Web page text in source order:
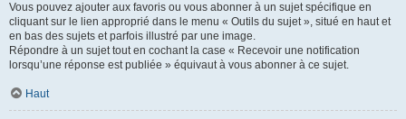
Vous pouvez ajouter aux favoris ou vous abonner à un sujet spécifique en
cliquant sur le lien approprié dans le menu « Outils du sujet », situé en haut et
en bas des sujets et parfois illustré par une image.
Répondre à un sujet tout en cochant la case « Recevoir une notification
lorsqu’une réponse est publiée » équivaut à vous abonner à ce sujet.
Haut